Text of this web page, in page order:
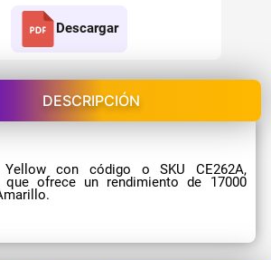
Descargar
DESCRIPCIÓN
con código o SKU CE262A,
que ofrece un rendimiento de 17000